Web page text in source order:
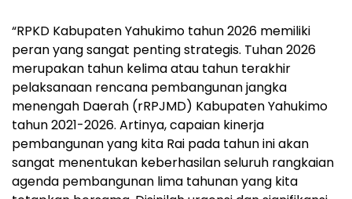
“RPKD Kabupaten Yahukimo tahun 2026 memiliki
peran yang sangat penting strategis. Tuhan 2026
merupakan tahun kelima atau tahun terakhir
pelaksanaan rencana pembangunan jangka
menengah Daerah (rRPJMD) Kabupaten Yahukimo
tahun 2021-2026. Artinya, capaian kinerja
pembangunan yang kita Rai pada tahun ini akan
sangat menentukan keberhasilan seluruh rangkaian
agenda pembangunan lima tahunan yang kita